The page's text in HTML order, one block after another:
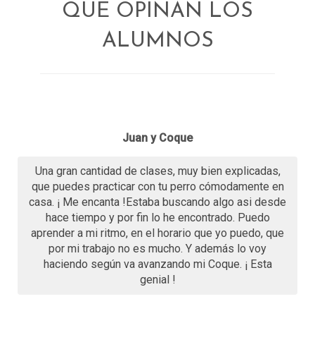
QUE OPINAN LOS
ALUMNOS
Juan y Coque
Una gran cantidad de clases, muy bien explicadas,
que puedes practicar con tu perro cómodamente en
casa. ¡ Me encanta !Estaba buscando algo asi desde
hace tiempo y por fin lo he encontrado. Puedo
aprender a mi ritmo, en el horario que yo puedo, que
por mi trabajo no es mucho. Y además lo voy
haciendo según va avanzando mi Coque. ¡ Esta
genial !